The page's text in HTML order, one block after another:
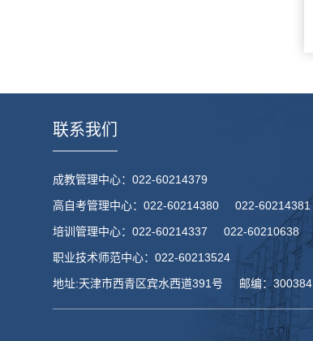
联系我们
成教管理中心：022-60214379
高自考管理中心：022-60214380 022-60214381
培训管理中心：022-60214337 022-60210638
职业技术师范中心：022-60213524
地址:天津市西青区宾水西道391号 邮编：300384